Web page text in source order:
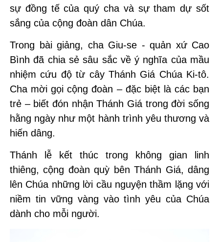
sự đồng tế của quý cha và sự tham dự sốt
sắng của cộng đoàn dân Chúa.
Trong bài giảng, cha Giu-se - quản xứ Cao
Bình đã chia sẻ sâu sắc về ý nghĩa của mầu
nhiệm cứu độ từ cây Thánh Giá Chúa Ki-tô.
Cha mời gọi cộng đoàn – đặc biệt là các bạn
trẻ – biết đón nhận Thánh Giá trong đời sống
hằng ngày như một hành trình yêu thương và
hiến dâng.
Thánh lễ kết thúc trong không gian linh
thiêng, cộng đoàn quỳ bên Thánh Giá, dâng
lên Chúa những lời cầu nguyện thầm lặng với
niềm tin vững vàng vào tình yêu của Chúa
dành cho mỗi người.